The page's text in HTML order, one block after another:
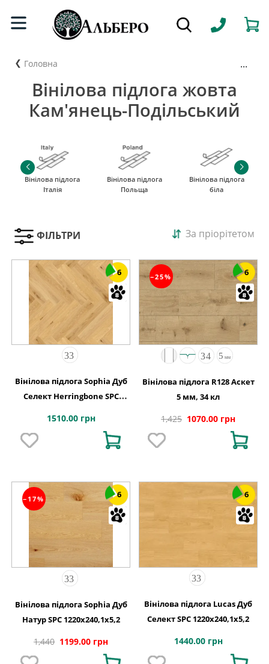
Головна ...
Вінілова підлога жовта
Кам'янець-Подільський
Вінілова підлога
Італія
Вінілова підлога
Польща
Вінілова підлога
біла
ФІЛЬТРИ За пріорітетом
6
Вінілова підлога Sophia Дуб
Селект Herringbone SPC
1510.00 грн
−25% 6
Вінілова підлога R128 Аскет
5 мм, 34 кл
1,425 1070.00 грн
−17% 6
Вінілова підлога Sophia Дуб
Натур SPC 1220х240,1х5,2
1,440 1199.00 грн
6
Вінілова підлога Lucas Дуб
Селект SPC 1220х240,1х5,2
1440.00 грн